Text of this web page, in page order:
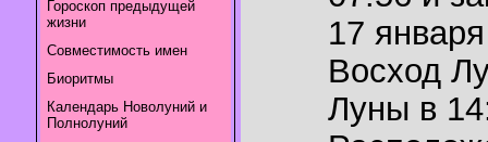
Гороскоп предыдущей
жизни
Совместимость имен
Биоритмы
Календарь Новолуний и
Полнолуний
17
Восход
Луны в